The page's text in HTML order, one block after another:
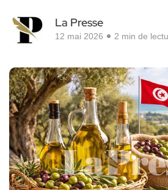
La Presse
12 mai 2026 2 min de